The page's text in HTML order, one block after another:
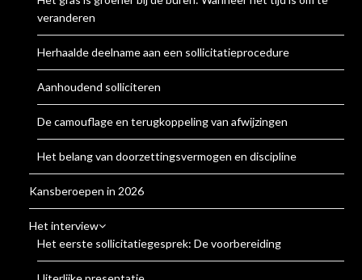
veranderen
Herhaalde deelname aan een sollicitatieprocedure
Aanhoudend solliciteren
De camouflage en terugkoppeling van afwijzingen
Het belang van doorzettingsvermogen en discipline
Kansberoepen in 2026
Het interview
Het eerste sollicitatiegesprek: De voorbereiding